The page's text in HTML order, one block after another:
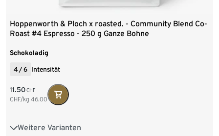
Hoppenworth & Ploch x roasted. - Community Blend Co-
Roast #4 Espresso - 250 g Ganze Bohne
Schokoladig
4/6 Intensität
11.50CHF
CHF/kg 46.00
Weitere Varianten
250 g Ganze Bohne